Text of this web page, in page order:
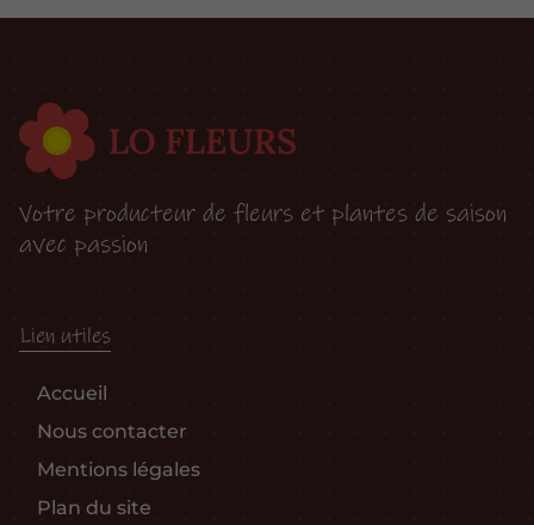
Votre producteur de fleurs et plantes de saison
avec passion
Lien utiles
Accueil
Nous contacter
Mentions légales
Plan du site